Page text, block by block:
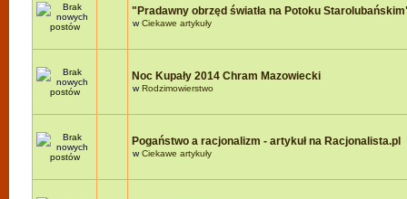
"Pradawny obrzęd światła na Potoku
wCiekawe artykuły
Noc Kupały 2014 Chram Mazowiecki
wRodzimowierstwo
Pogaństwo a racjonalizm - artykuł na Racjonalista.pl
wCiekawe artykuły